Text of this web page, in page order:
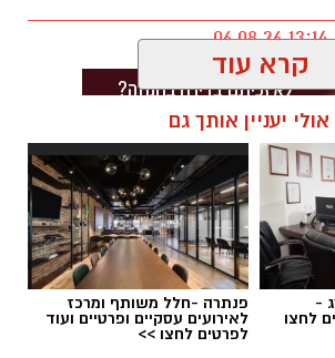
לאחר שבדיקות מעבדה
שנאספו במהלך המבצע,
משרד הבריאות שפורסמה בחודש
ואינם רשומים במאגרי משרד
איסור לשווקם:
PROTEIN + MINERAL
Protein Mineral Premium
בקריית גת
קרא עוד
אולי יעניין אותך גם
-
לחצו
פנתרה -חלל משותף ומרכז
לאירועים עסקיים ופרטיים ועוד
לפרטים לחצו >>